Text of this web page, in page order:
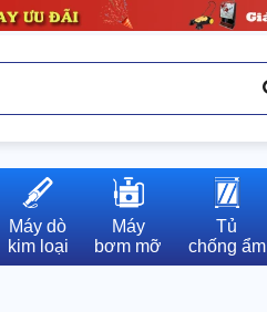
Máy dò
kim loại
Máy
bơm mỡ
Tủ
chống ẩm